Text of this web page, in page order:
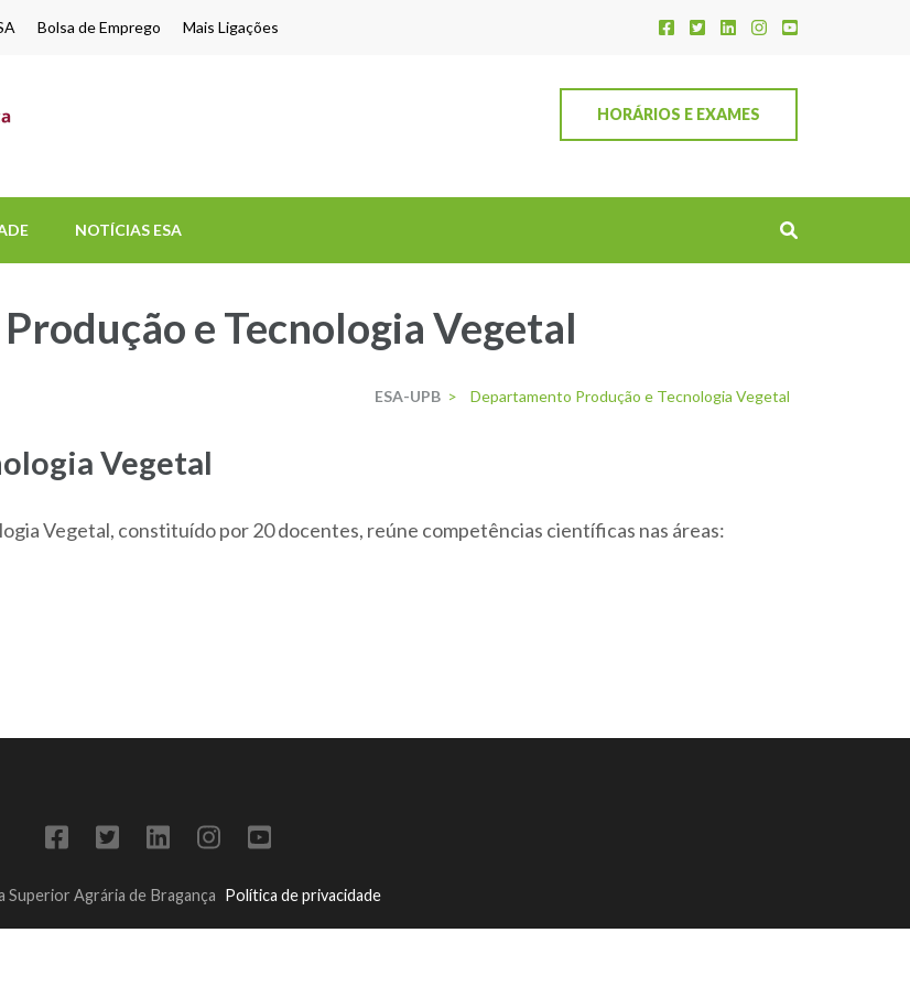
Bolsa de Emprego Mais Ligações
HORÁRIOS E EXAMES
NOTÍCIAS ESA
e Tecnologia Vegetal
ESA-UPB > Departamento Produção e Tecnologia Vegetal
Vegetal
Vegetal, constituído por 20 docentes, reúne competências científicas nas áreas:
Superior Agrária de Bragança Política de privacidade